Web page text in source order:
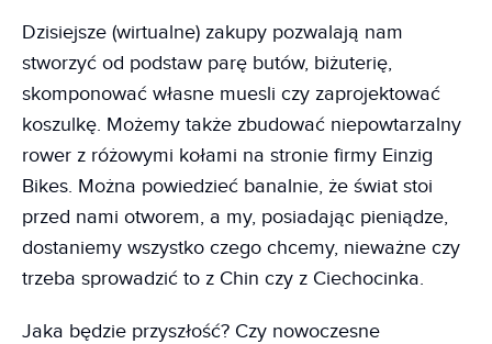
Dzisiejsze (wirtualne) zakupy pozwalają nam
stworzyć od podstaw parę butów, biżuterię,
skomponować własne muesli czy zaprojektować
koszulkę. Możemy także zbudować niepowtarzalny
rower z różowymi kołami na stronie firmy Einzig
Bikes. Można powiedzieć banalnie, że świat stoi
przed nami otworem, a my, posiadając pieniądze,
dostaniemy wszystko czego chcemy, nieważne czy
trzeba sprowadzić to z Chin czy z Ciechocinka.
Jaka będzie przyszłość? Czy nowoczesne